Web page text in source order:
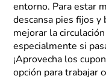
entorno. Para estar
descansa pies fijos y
mejorar la
especialmente si
¡Aprovecha los
opción para trabajar